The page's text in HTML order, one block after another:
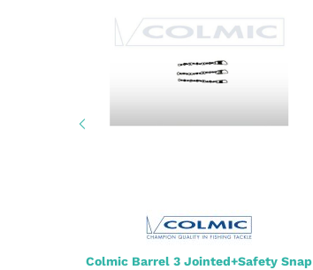
Colmic Barrel 3 Jointed+Safety Snap